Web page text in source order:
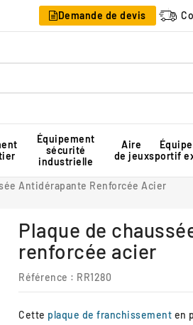
Demande de devis
Équipement
sécurité
industrielle
Aire
de jeuxsportif
Antidérapante Renforcée Acier
Plaque de
renforcée acier
Référence : RR1280
Cette plaque de franchissement en